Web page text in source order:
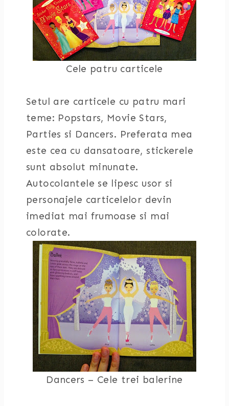
Cele patru carticele
Setul are carticele cu patru mari
teme: Popstars, Movie Stars,
Parties si Dancers. Preferata mea
este cea cu dansatoare, stickerele
sunt absolut minunate.
Autocolantele se lipesc usor si
personajele carticelelor devin
imediat mai frumoase si mai
colorate.
Dancers – Cele trei balerine